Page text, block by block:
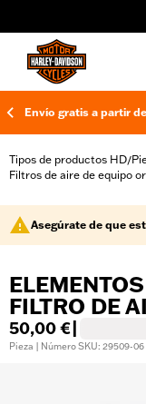
Envío gratis a partir
Tipos de productos HD/
Filtros de aire de equipo
Asegúrate de que
FILTRO DE
50,00 €
Pieza | Número SKU: 29509-06